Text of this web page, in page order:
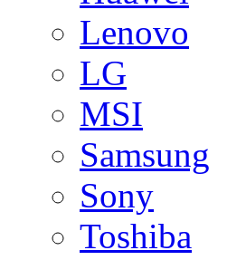
Lenovo
LG
MSI
Samsung
Sony
Toshiba